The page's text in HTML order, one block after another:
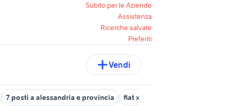
Subito per le Aziende
Assistenza
Ricerche salvate
Preferiti
Vendi
7 posti a alessandria e provincia fiat x1 9 Piemonte